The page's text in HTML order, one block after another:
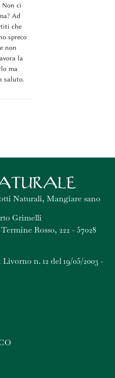
Non ci
Ad
che
spreco
non
la
ma
saluto.
Naturali, Mangiare sano
Grimelli
Rosso, 222 - 57028
n. 12 del 19/05/2003 -